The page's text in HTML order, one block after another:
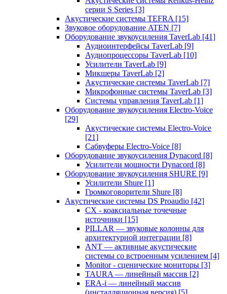
серии S Series [3]
Акустические системы TEFRA [15]
Звуковое оборудование ATEN [7]
Оборудование звукоусиления TaverLab [41]
Аудиоинтерфейсы TaverLab [9]
Аудиопроцессоры TaverLab [10]
Усилители TaverLab [9]
Микшеры TaverLab [2]
Акустические системы TaverLab [7]
Микрофонные системы TaverLab [3]
Системы управления TaverLab [1]
Оборудование звукоусиления Electro-Voice
[29]
Акустические системы Electro-Voice
[21]
Сабвуферы Electro-Voice [8]
Оборудование звукоусиления Dynacord [8]
Усилители мощности Dynacord [8]
Оборудование звукоусиления SHURE [9]
Усилители Shure [1]
Громкоговорители Shure [8]
Акустические системы DS Proaudio [42]
CX - коаксиальные точечные
источники [15]
PILLAR — звуковые колонны для
архитектурной интеграции [8]
ANT — активные акустические
системы со встроенным усилением [4]
Monitor - сценические мониторы [3]
TAURA — линейный массив [2]
ERA-i — линейный массив
(инсталляционная версия) [5]